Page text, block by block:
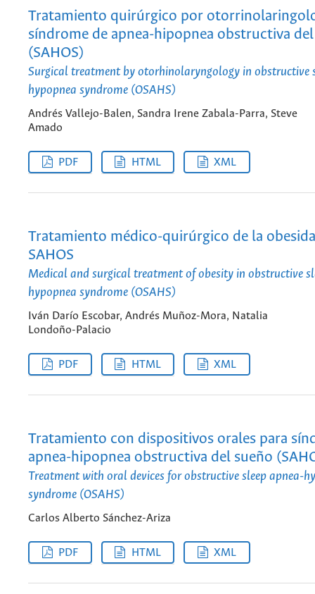
Tratamiento quirúrgico por
síndrome de apnea-hipopnea obstructiva
(SAHOS)
Surgical treatment by otorhinolaryngology in obstructive
hypopnea syndrome (OSAHS)
Andrés Vallejo-Balen, Sandra Irene Zabala-Parra, Steve
Amado
PDF HTML XML
Tratamiento médico-quirúrgico de la
SAHOS
Medical and surgical treatment of obesity in obstructive
hypopnea syndrome (OSAHS)
Iván Darío Escobar, Andrés Muñoz-Mora, Natalia
Londoño-Palacio
PDF HTML XML
Tratamiento con dispositivos orales para
apnea-hipopnea obstructiva del sueño
Treatment with oral devices for obstructive sleep apnea-
syndrome (OSAHS)
Carlos Alberto Sánchez-Ariza
PDF HTML XML